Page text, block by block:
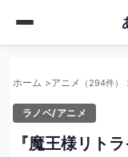
content
ホーム アニメ （294件）
ラノベ/アニメ
『魔王様リト